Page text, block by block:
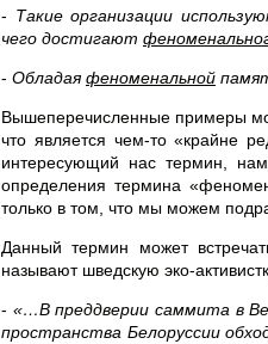
- Такие организации
чего достигают
- Обладаяфеноменальной
Вышеперечисленные примеры
что является чем-то «крайне
интересующий нас термин,
определения термина
только в том, что мы можем
Данный термин может
называют шведскую эко-
- «…В преддверии саммита в
пространства Белоруссии